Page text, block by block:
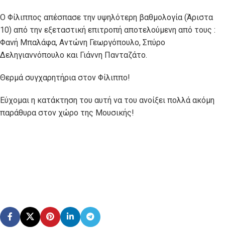
Ο Φίλιππος απέσπασε την υψηλότερη βαθμολογία (Άριστα
10) από την εξεταστική επιτροπή αποτελούμενη από τους :
Φανή Μπαλάφα, Αντώνη Γεωργόπουλο, Σπύρο
Δεληγιαννόπουλο και Γιάννη Πανταζάτο.
Θερμά συγχαρητήρια στον Φίλιππο!
Εύχομαι η κατάκτηση του αυτή να του ανοίξει πολλά ακόμη
παράθυρα στον χώρο της Μουσικής!